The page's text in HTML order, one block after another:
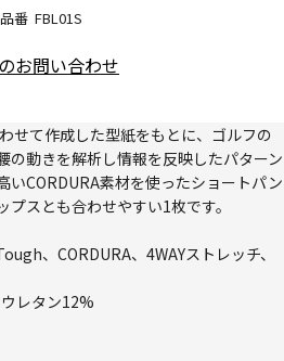
品番 FBL01S
お問い合わせ
せて作成した型紙をもとに、ゴルフの
の動きを解析し情報を反映したパターン
いCORDURA素材を使ったショートパン
スとも合わせやすい1枚です。
、CORDURA、4WAYストレッチ、
レタン12%